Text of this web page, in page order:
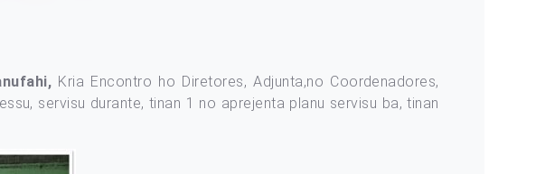
Kria Encontro ho Diretores, Adjunta,no Coordenadores,
servisu durante, tinan 1 no aprejenta planu servisu ba, tinan